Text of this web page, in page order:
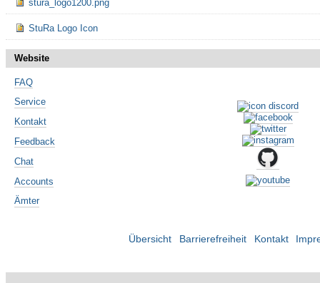
stura_logo1200.png
StuRa Logo Icon
Website
FAQ
Service
Kontakt
Feedback
Chat
Accounts
Ämter
Übersicht Barrierefreiheit Kontakt